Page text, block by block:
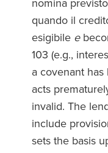
quando il
esigibile e
103 (e.g.,
a covenant
acts
invalid. The
include
sets the basis